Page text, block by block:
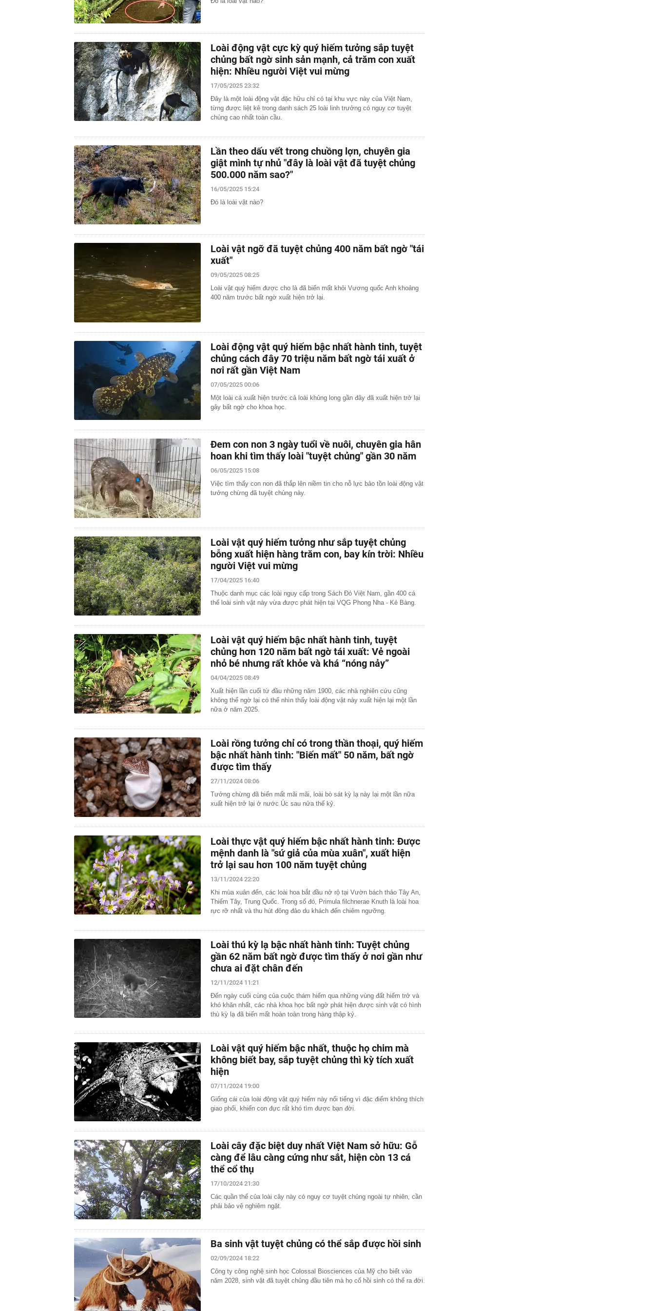
Loài động vật cực kỳ quý hiếm tưởng sắp tuyệt
chủng bất ngờ sinh sản mạnh, cả trăm con xuất
hiện: Nhiều người Việt vui mừng
17/05/2025 23:32
Đây là một loài động vật đặc hữu chỉ có tại khu vực này của Việt Nam,
từng được liệt kê trong danh sách 25 loài linh trưởng có nguy cơ tuyệt
chủng cao nhất toàn cầu.
Lần theo dấu vết trong chuồng lợn, chuyên gia
giật mình tự nhủ "đây là loài vật đã tuyệt chủng
500.000 năm sao?"
16/05/2025 15:24
Đó là loài vật nào?
Loài vật ngỡ đã tuyệt chủng 400 năm bất ngờ "tái
xuất"
09/05/2025 08:25
Loài vật quý hiếm được cho là đã biến mất khỏi Vương quốc Anh khoảng
400 năm trước bất ngờ xuất hiện trở lại.
Loài động vật quý hiếm bậc nhất hành tinh, tuyệt
chủng cách đây 70 triệu năm bất ngờ tái xuất ở
nơi rất gần Việt Nam
07/05/2025 00:06
Một loài cá xuất hiện trước cả loài khủng long gần đây đã xuất hiện trở lại
gây bất ngờ cho khoa học.
Đem con non 3 ngày tuổi về nuôi, chuyên gia hân
hoan khi tìm thấy loài "tuyệt chủng" gần 30 năm
06/05/2025 15:08
Việc tìm thấy con non đã thắp lên niềm tin cho nỗ lực bảo tồn loài động vật
tưởng chừng đã tuyệt chủng này.
Loài vật quý hiếm tưởng như sắp tuyệt chủng
bỗng xuất hiện hàng trăm con, bay kín trời: Nhiều
người Việt vui mừng
17/04/2025 16:40
Thuộc danh mục các loài nguy cấp trong Sách Đỏ Việt Nam, gần 400 cá
thể loài sinh vật này vừa được phát hiện tại VQG Phong Nha - Kẻ Bàng.
Loài vật quý hiếm bậc nhất hành tinh, tuyệt
chủng hơn 120 năm bất ngờ tái xuất: Vẻ ngoài
nhỏ bé nhưng rất khỏe và khá “nóng nảy”
04/04/2025 08:49
Xuất hiện lần cuối từ đầu những năm 1900, các nhà nghiên cứu cũng
không thể ngờ lại có thể nhìn thấy loài động vật này xuất hiện lại một lần
nữa ở năm 2025.
Loài rồng tưởng chỉ có trong thần thoại, quý hiếm
bậc nhất hành tinh: "Biến mất" 50 năm, bất ngờ
được tìm thấy
27/11/2024 08:06
Tưởng chừng đã biến mất mãi mãi, loài bò sát kỳ lạ này lại một lần nữa
xuất hiện trở lại ở nước Úc sau nửa thế kỷ.
Loài thực vật quý hiếm bậc nhất hành tinh: Được
mệnh danh là "sứ giả của mùa xuân", xuất hiện
trở lại sau hơn 100 năm tuyệt chủng
13/11/2024 22:20
Khi mùa xuân đến, các loài hoa bắt đầu nở rộ tại Vườn bách thảo Tây An,
Thiểm Tây, Trung Quốc. Trong số đó, Primula filchnerae Knuth là loài hoa
rực rỡ nhất và thu hút đông đảo du khách đến chiêm ngưỡng.
Loài thú kỳ lạ bậc nhất hành tinh: Tuyệt chủng
gần 62 năm bất ngờ được tìm thấy ở nơi gần như
chưa ai đặt chân đến
12/11/2024 11:21
Đến ngày cuối cùng của cuộc thám hiểm qua những vùng đất hiểm trở và
khó khăn nhất, các nhà khoa học bất ngờ phát hiện được sinh vật có hình
thù kỳ lạ đã biến mất hoàn toàn trong hàng thập kỷ.
Loài vật quý hiếm bậc nhất, thuộc họ chim mà
không biết bay, sắp tuyệt chủng thì kỳ tích xuất
hiện
07/11/2024 19:00
Giống cái của loài động vật quý hiếm này nổi tiếng vì đặc điểm không thích
giao phối, khiến con đực rất khó tìm được bạn đời.
Loài cây đặc biệt duy nhất Việt Nam sở hữu: Gỗ
càng để lâu càng cứng như sắt, hiện còn 13 cá
thể cổ thụ
17/10/2024 21:30
Các quần thể của loài cây này có nguy cơ tuyệt chủng ngoài tự nhiên, cần
phải bảo vệ nghiêm ngặt.
Ba sinh vật tuyệt chủng có thể sắp được hồi sinh
02/09/2024 18:22
Công ty công nghệ sinh học Colossal Biosciences của Mỹ cho biết vào
năm 2028, sinh vật đã tuyệt chủng đầu tiên mà họ cố hồi sinh có thể ra đời.